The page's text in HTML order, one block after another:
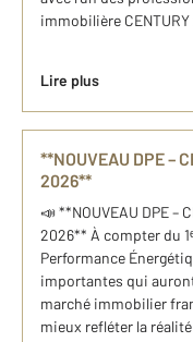
immobilière
Lire plus
**NOUVEAU DPE –
2026**
📣 **NOUVEAU DPE –
2026** À compter du
Performance
importantes qui
marché immobilier
mieux refléter la